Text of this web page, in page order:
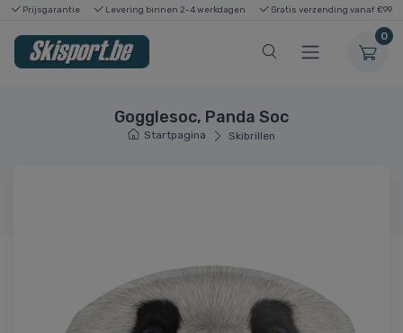
Prijsgarantie Levering binnen 2-4 werkdagen Gratis verzending vanaf €99
0
Gogglesoc, Panda Soc
Startpagina Skibrillen